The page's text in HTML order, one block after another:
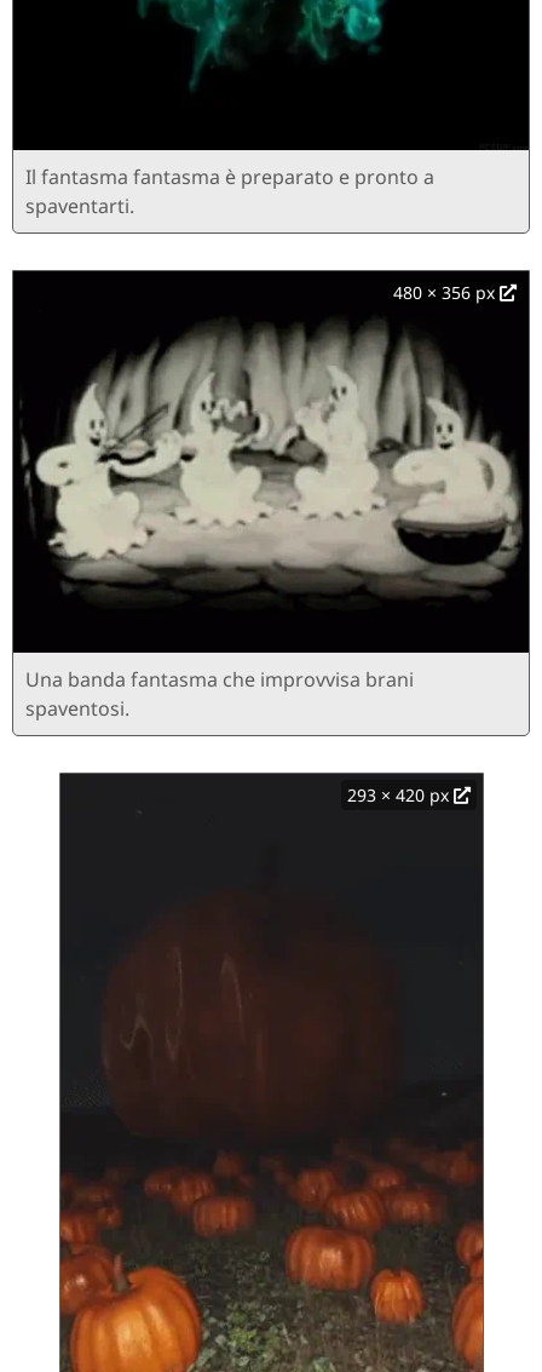
Il fantasma fantasma è preparato e pronto a
spaventarti.
480 × 356 px
Una banda fantasma che improvvisa brani
spaventosi.
293 × 420 px